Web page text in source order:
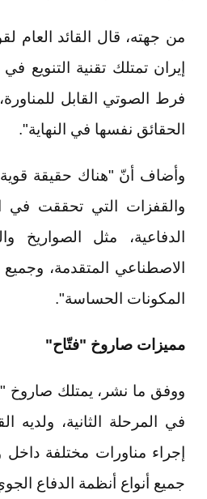
من جهته، قال القائد العام
إيران تمتلك تقنية التنويع
فرط الصوتي القابل
الحقائق نفسها في النهاية".
وأضاف أنّ "هناك حقيقة قوية
والقفزات التي تحققت في
الدفاعية، مثل الصواريخ
الاصطناعي المتقدمة،
المكونات الحساسة".
مميزات صاروخ "فتّاح"
ووفق ما نشر، يمتلك صاروخ
في المرحلة الثانية،
إجراء مناورات مختلفة
جميع أنواع أنظمة الدفاع